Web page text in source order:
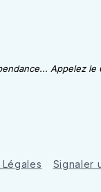
Appelez le
Signaler